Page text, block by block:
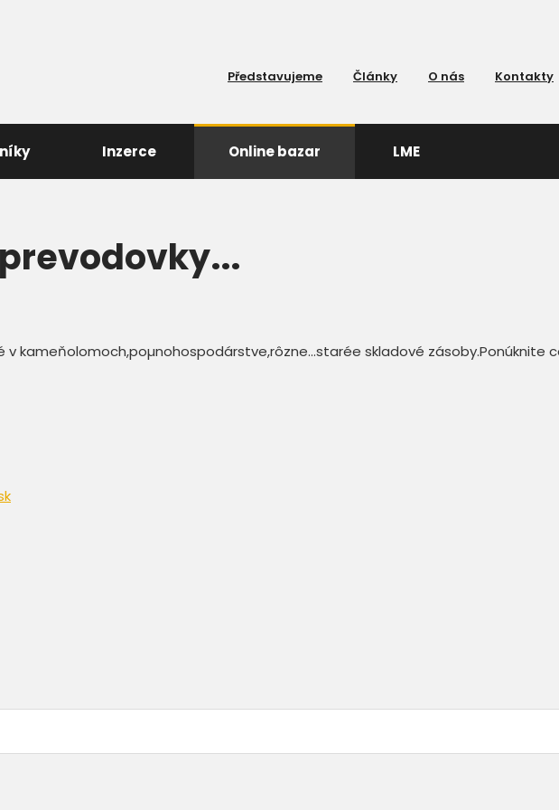
Představujeme Články O nás Kontakty
Inzerce Online bazar LME
v kameňolomoch,poµnohospodárstve,rôzne...starée skladové zásoby.Ponúknite